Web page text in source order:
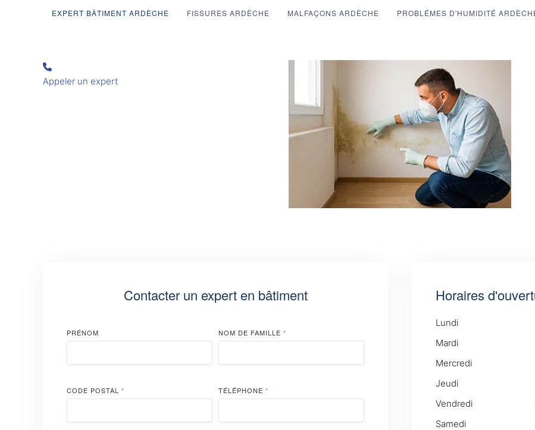
EXPERT BÂTIMENT ARDÈCHE FISSURES ARDÈCHE MALFAÇONS ARDÈCHE PROBLÉMES D'HUMIDITÉ
Appeler un expert
Contacter un expert en bâtiment
PRÉNOM NOM DE FAMILLE *
CODE POSTAL * TÉLÉPHONE *
Horaires
Lundi
Mardi
Mercredi
Jeudi
Vendredi
Samedi